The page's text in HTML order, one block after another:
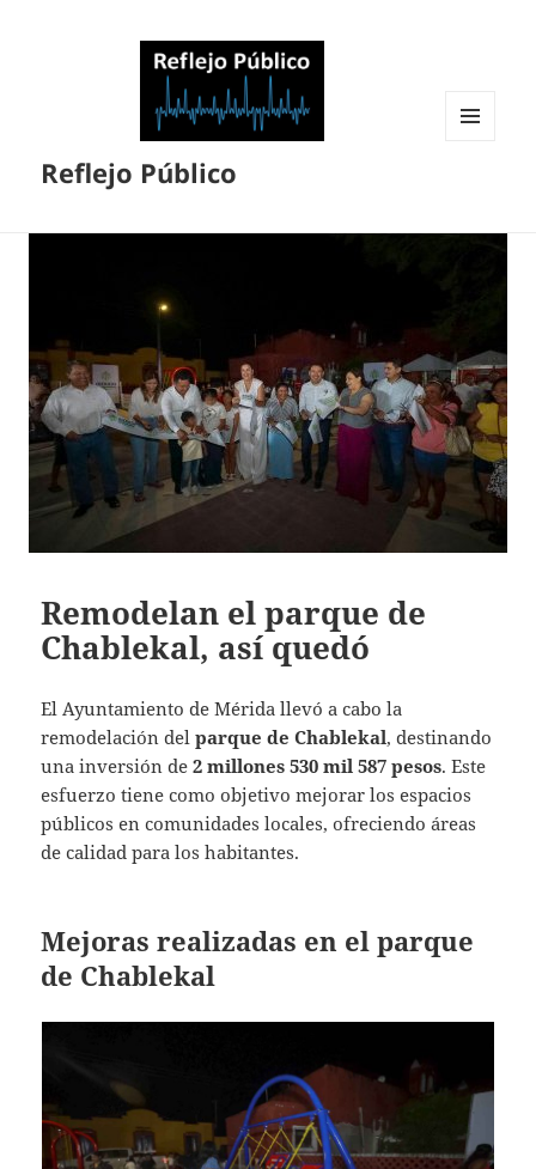
Reflejo Público
Remodelan el parque de
Chablekal, así quedó
El Ayuntamiento de Mérida llevó a cabo la
remodelación delparque de Chablekal, destinando
una inversión de2 millones 530 mil 587 pesos. Este
esfuerzo tiene como objetivo mejorar los espacios
públicos en comunidades locales, ofreciendo áreas
de calidad para los habitantes.
Mejoras realizadas en el parque
de Chablekal